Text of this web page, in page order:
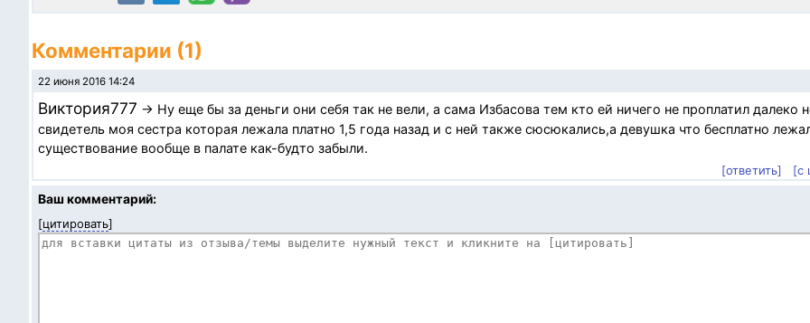
Комментарии (1)
22 июня 2016 14:24
Виктория777 → Ну еще бы за деньги они себя так не вели, а сама Избасова тем кто ей ничего не проплатил далеко
свидетель моя сестра которая лежала платно 1,5 года назад и с ней также сюсюкались,а девушка что бесплатно
существование вообще в палате как-будто забыли.
[ответить]
[с
Ваш комментарий:
[цитировать]